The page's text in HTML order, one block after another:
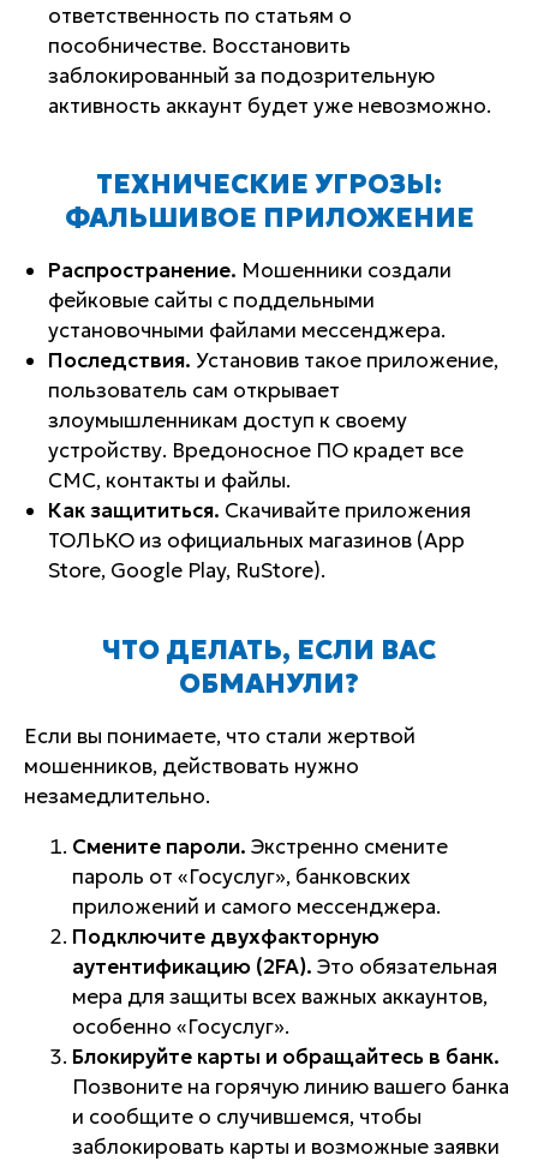
ответственность по статьям о
пособничестве. Восстановить
заблокированный за подозрительную
активность аккаунт будет уже невозможно.
ТЕХНИЧЕСКИЕ УГРОЗЫ:
ФАЛЬШИВОЕ ПРИЛОЖЕНИЕ
Распространение. Мошенники создали
фейковые сайты с поддельными
установочными файлами мессенджера.
Последствия. Установив такое приложение,
пользователь сам открывает
злоумышленникам доступ к своему
устройству. Вредоносное ПО крадет все
СМС, контакты и файлы.
Как защититься. Скачивайте приложения
ТОЛЬКО из официальных магазинов (App
Store, Google Play, RuStore).
ЧТО ДЕЛАТЬ, ЕСЛИ ВАС
ОБМАНУЛИ?
Если вы понимаете, что стали жертвой
мошенников, действовать нужно
незамедлительно.
Смените пароли. Экстренно смените
пароль от «Госуслуг», банковских
приложений и самого мессенджера.
Подключите двухфакторную
аутентификацию (2FA). Это обязательная
мера для защиты всех важных аккаунтов,
особенно «Госуслуг».
Блокируйте карты и обращайтесь в банк.
Позвоните на горячую линию вашего банка
и сообщите о случившемся, чтобы
заблокировать карты и возможные заявки